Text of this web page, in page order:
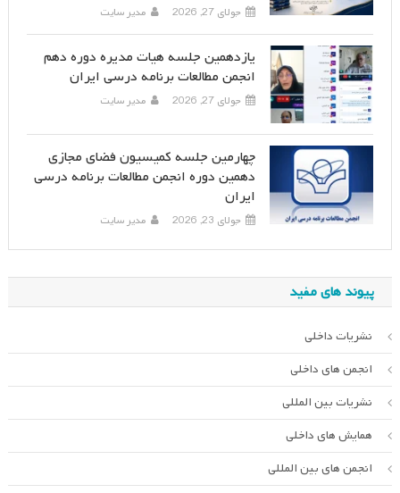
جولای 27, 2026 مدیر سایت
یازدهمین جلسه هیات مدیره دوره دهم
انجمن مطالعات برنامه درسی ایران
جولای 27, 2026 مدیر سایت
چهارمین جلسه کمیسیون فضای مجازی
دهمین دوره انجمن مطالعات برنامه درسی
ایران
جولای 23, 2026 مدیر سایت
پیوند های مفید
نشریات داخلی
انجمن های داخلی
نشریات بین المللی
همایش های داخلی
انجمن های بین المللی